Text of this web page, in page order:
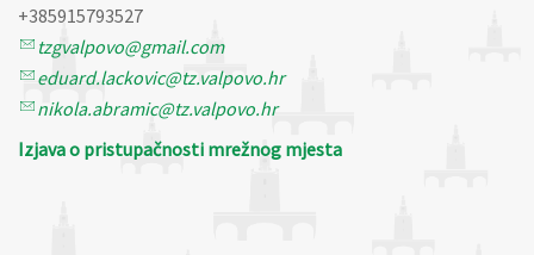
+385915793527
tzgvalpovo@gmail.com
eduard.lackovic@tz.valpovo.hr
nikola.abramic@tz.valpovo.hr
Izjava o pristupačnosti mrežnog mjesta